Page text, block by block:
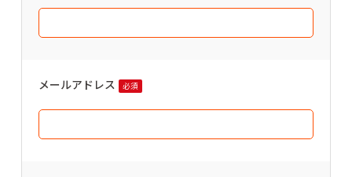
メールアドレス 必須